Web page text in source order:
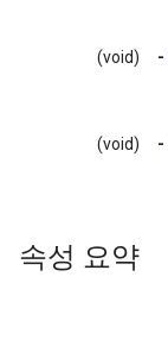
(void) -
(void) -
속성 요약